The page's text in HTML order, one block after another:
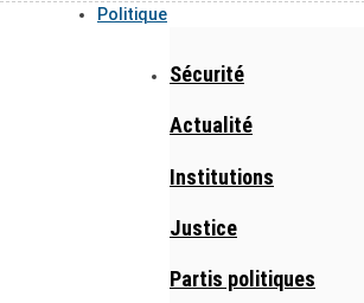
Politique
Sécurité
Actualité
Institutions
Justice
Partis politiques